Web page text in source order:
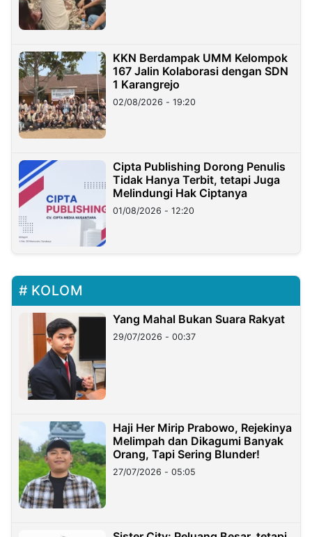
KKN Berdampak UMM Kelompok
167 Jalin Kolaborasi dengan SDN
1 Karangrejo
02/08/2026 - 19:20
Cipta Publishing Dorong Penulis
Tidak Hanya Terbit, tetapi Juga
Melindungi Hak Ciptanya
01/08/2026 - 12:20
KOLOM
Yang Mahal Bukan Suara Rakyat
29/07/2026 - 00:37
Haji Her Mirip Prabowo, Rejekinya
Melimpah dan Dikagumi Banyak
Orang, Tapi Sering Blunder!
27/07/2026 - 05:05